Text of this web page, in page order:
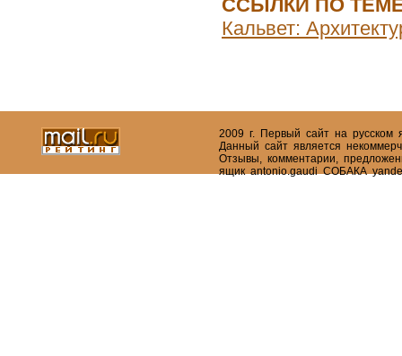
ССЫЛКИ ПО
Кальвет:
2009 г. Первый сайт на русском
Данный сайт является
Отзывы, комментарии,
ящик antonio.gaudi СОБАКА